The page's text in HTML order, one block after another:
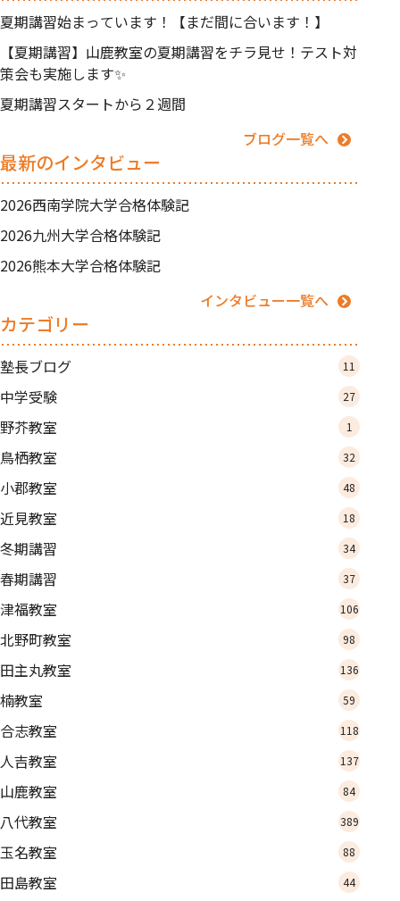
夏期講習始まっています！【まだ間に合います！】
【夏期講習】山鹿教室の夏期講習をチラ見せ！テスト対
策会も実施します✨
夏期講習スタートから２週間
ブログ一覧へ
最新のインタビュー
2026西南学院大学合格体験記
2026九州大学合格体験記
2026熊本大学合格体験記
インタビュー一覧へ
カテゴリー
塾長ブログ 11
中学受験 27
野芥教室 1
鳥栖教室 32
小郡教室 48
近見教室 18
冬期講習 34
春期講習 37
津福教室 106
北野町教室 98
田主丸教室 136
楠教室 59
合志教室 118
人吉教室 137
山鹿教室 84
八代教室 389
玉名教室 88
田島教室 44